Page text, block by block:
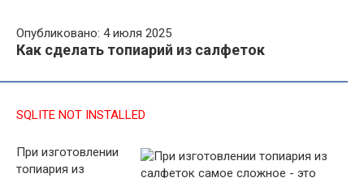
Опубликовано: 4 июля 2025
Как сделать топиарий из салфеток
SQLITE NOT INSTALLED
При изготовлении
топиария из